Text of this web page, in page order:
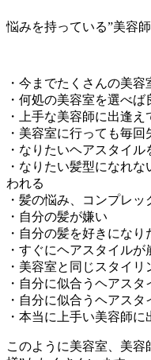
悩みを持っている”美容
・今までたくさんの美
・何処の美容室を選べ
・上手な美容師に出逢え
・美容室に行っても毎回
・なりたいヘアスタイ
・なりたい髪型になれ
われる
・髪の悩み、コンプレ
・自分の髪が嫌い
・自分の髪を好きになり
・すぐにヘアスタイルが
・美容室と同じスタイ
・自分に似合うヘアス
・自分に似合うヘアス
・本当に上手い美容師に
このように美容室、美容